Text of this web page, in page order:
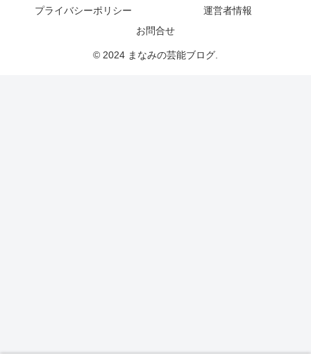
プライバシーポリシー
運営者情報
お問合せ
© 2024 まなみの芸能ブログ.